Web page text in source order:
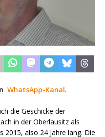
WhatsApp-Kanal.
die Geschicke der
in der Oberlausitz als
also 24 Jahre lang. Die